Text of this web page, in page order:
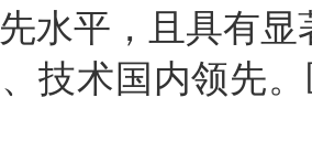
水平，且具有
术国内领先。